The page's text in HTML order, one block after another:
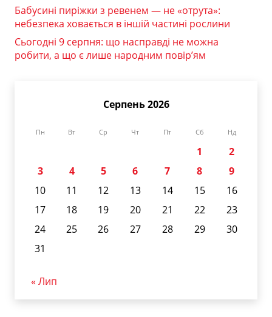
Бабусині пиріжки з ревенем — не «отрута»:
небезпека ховається в іншій частині рослини
Сьогодні 9 серпня: що насправді не можна
робити, а що є лише народним повір’ям
Серпень 2026
Пн Вт Ср Чт Пт Сб Нд
1
2
3
4 5 6 7 8
9
10
11 12 13 14 15
16
17
18 19 20 21 22
23
24
25 26 27 28 29
30
31
« Лип